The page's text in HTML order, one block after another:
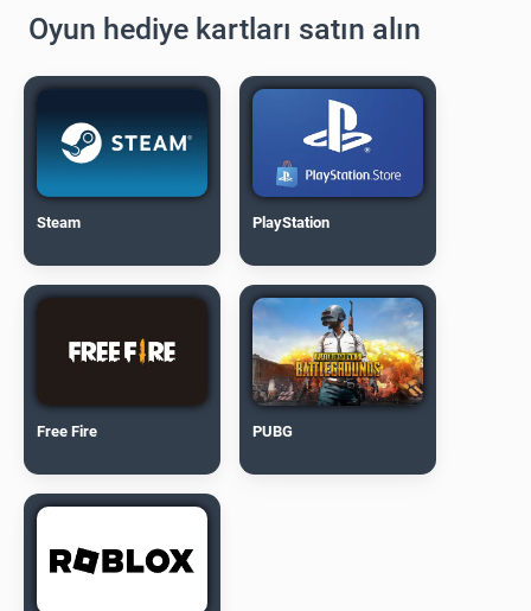
Oyun hediye kartları satın alın
Steam PlayStation
Free Fire PUBG